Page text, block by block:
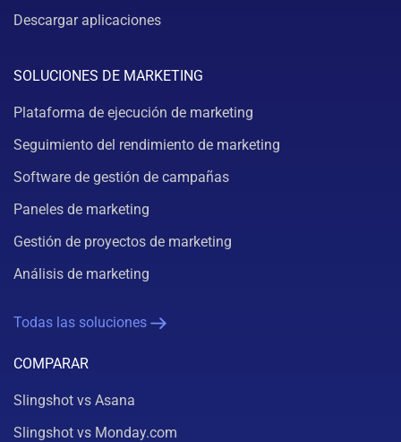
Descargar aplicaciones
SOLUCIONES DE MARKETING
Plataforma de ejecución de marketing
Seguimiento del rendimiento de marketing
Software de gestión de campañas
Paneles de marketing
Gestión de proyectos de marketing
Análisis de marketing
Todas las soluciones
COMPARAR
Slingshot vs Asana
Slingshot vs Monday.com